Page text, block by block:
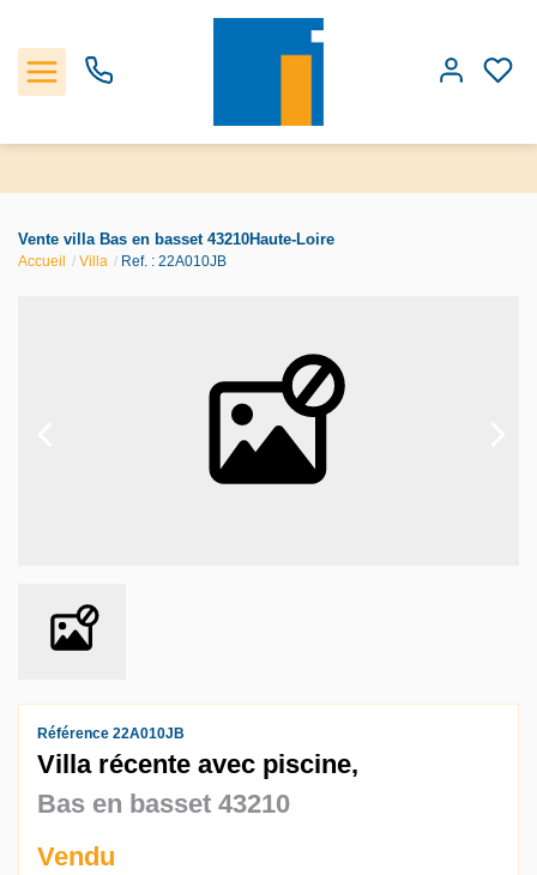
Les biens
Vente villa Bas en basset 43210Haute-Loire
Accueil Villa Ref. : 22A010JB
Référence 22A010JB
Villa récente avec piscine,
Bas en basset 43210
Vendu